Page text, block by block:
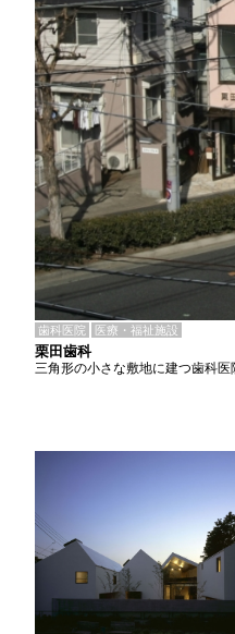
歯科医院 医療・福祉施設
栗田歯科
三角形の小さな敷地に建つ歯科医